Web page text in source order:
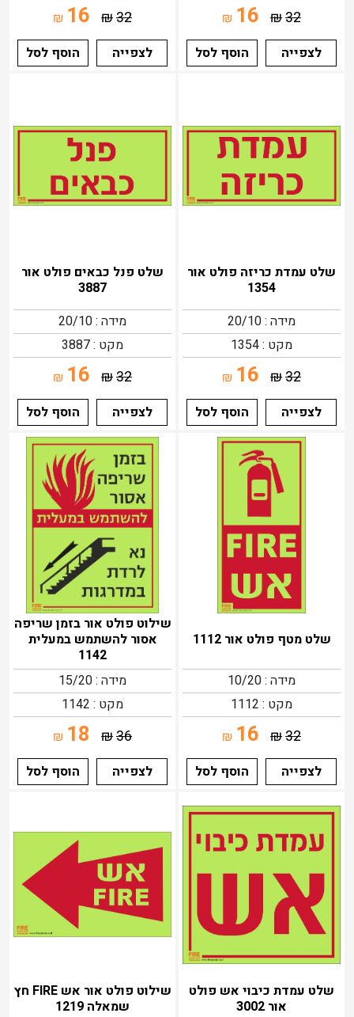
32
₪
16
₪
לצפייה
הוסף לסל
32
₪
16
₪
לצפייה
הוסף לסל
שלט עמדת כריזה פולט אור
1354
מידה : 20/10
מקט : 1354
32
₪
16
₪
לצפייה
הוסף לסל
שלט פנל כבאים פולט אור
3887
מידה : 20/10
מקט : 3887
32
₪
16
₪
לצפייה
הוסף לסל
שלט מטף פולט אור 1112
מידה : 10/20
מקט : 1112
32
₪
16
₪
לצפייה
הוסף לסל
שילוט פולט אור בזמן שריפה
אסור להשתמש במעלית
1142
מידה : 15/20
מקט : 1142
36
₪
18
₪
לצפייה
הוסף לסל
שלט עמדת כיבוי אש פולט
אור 3002
שילוט פולט אור אש FIRE חץ
שמאלה 1219